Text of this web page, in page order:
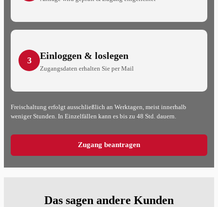
3 Einloggen & loslegen
Zugangsdaten erhalten Sie per Mail
Freischaltung erfolgt ausschließlich an Werktagen, meist innerhalb
weniger Stunden. In Einzelfällen kann es bis zu 48 Std. dauern.
Zugang beantragen
Das sagen andere Kunden